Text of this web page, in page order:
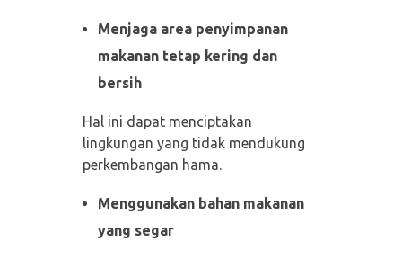
Menjaga area penyimpanan
makanan tetap kering dan
bersih
Hal ini dapat menciptakan
lingkungan yang tidak mendukung
perkembangan hama.
Menggunakan bahan makanan
yang segar